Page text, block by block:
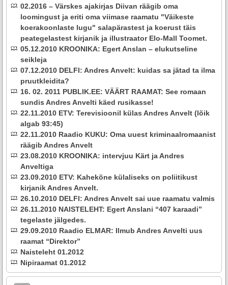
02.2016 – Värskes ajakirjas Diivan räägib oma
loomingust ja eriti oma viimase raamatu "Väikeste
koerakoonlaste lugu" salapärastest ja koerust täis
peategelastest kirjanik ja illustraator Elo-Mall Toomet.
05.12.2010 KROONIKA: Egert Anslan – elukutseline
seikleja
07.12.2010 DELFI: Andres Anvelt: kuidas sa jätad ta ilma
pruutkleidita?
16. 02. 2011 PUBLIK.EE: VÄÄRT RAAMAT: See romaan
sundis Andres Anvelti käed rusikasse!
22.11.2010 ETV: Terevisioonil külas Andres Anvelt (lõik
algab 93:45)
22.11.2010 Raadio KUKU: Oma uuest kriminaalromaanist
räägib Andres Anvelt
23.08.2010 KROONIKA: intervjuu Kärt ja Andres
Anveltiga
23.09.2010 ETV: Kahekõne külaliseks on poliitikust
kirjanik Andres Anvelt.
26.10.2010 DELFI: Andres Anvelt sai uue raamatu valmis
26.11.2010 NAISTELEHT: Egert Anslani “407 karaadi”
tegelaste jälgedes.
29.09.2010 Raadio ELMAR: Ilmub Andres Anvelti uus
raamat “Direktor”
Naisteleht 01.2012
Nipiraamat 01.2012